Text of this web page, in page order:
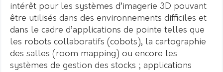
intérêt pour les systèmes d’imagerie 3D pouvant
être utilisés dans des environnements difficiles et
dans le cadre d’applications de pointe telles que
les robots collaboratifs (cobots), la cartographie
des salles (room mapping) ou encore les
systèmes de gestion des stocks ; applications